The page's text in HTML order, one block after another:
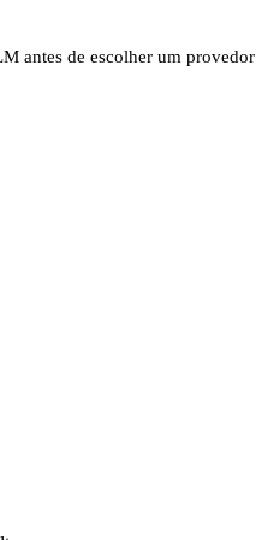
antes de escolher um provedor